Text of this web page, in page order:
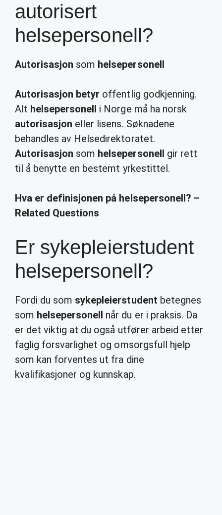
autorisert
helsepersonell?
Autorisasjon som helsepersonell
Autorisasjon betyr offentlig godkjenning.
Alt helsepersonell i Norge må ha norsk
autorisasjon eller lisens. Søknadene
behandles av Helsedirektoratet.
Autorisasjon som helsepersonell gir rett
til å benytte en bestemt yrkestittel.
Hva er definisjonen på helsepersonell? –
Related Questions
Er sykepleierstudent
helsepersonell?
Fordi du som sykepleierstudent betegnes
som helsepersonell når du er i praksis. Da
er det viktig at du også utfører arbeid etter
faglig forsvarlighet og omsorgsfull hjelp
som kan forventes ut fra dine
kvalifikasjoner og kunnskap.